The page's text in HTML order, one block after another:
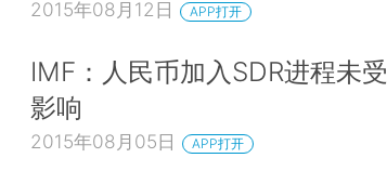
2015年08月12日 APP打开
IMF：人民币加入SDR进程未受
影响
2015年08月05日 APP打开